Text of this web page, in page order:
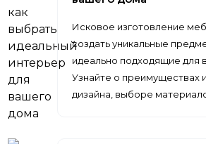
Исковое изготовление
создать уникальные
идеально подходящие для
Узнайте о преимуществах
дизайна, выборе